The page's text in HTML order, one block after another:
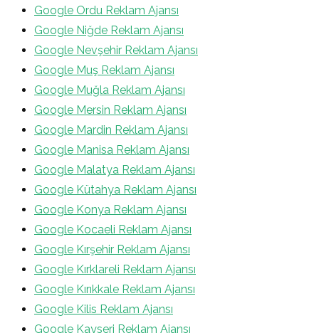
Google Ordu Reklam Ajansı
Google Niğde Reklam Ajansı
Google Nevşehir Reklam Ajansı
Google Muş Reklam Ajansı
Google Muğla Reklam Ajansı
Google Mersin Reklam Ajansı
Google Mardin Reklam Ajansı
Google Manisa Reklam Ajansı
Google Malatya Reklam Ajansı
Google Kütahya Reklam Ajansı
Google Konya Reklam Ajansı
Google Kocaeli Reklam Ajansı
Google Kırşehir Reklam Ajansı
Google Kırklareli Reklam Ajansı
Google Kırıkkale Reklam Ajansı
Google Kilis Reklam Ajansı
Google Kayseri Reklam Ajansı